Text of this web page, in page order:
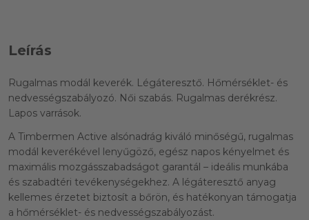
Leírás
Rugalmas modál keverék. Légáteresztő. Hőmérséklet- és
nedvességszabályozó. Női szabás. Rugalmas derékrész.
Lapos varrások.
A Timbermen Active alsónadrág kiváló minőségű, rugalmas
modál keverékével lenyűgöző, egész napos kényelmet és
maximális mozgásszabadságot garantál – ideális munkába
és szabadtéri tevékenységekhez. A légáteresztő anyag
kellemes érzetet biztosít a bőrön, és hatékonyan támogatja
a hőmérséklet- és nedvességszabályozást.